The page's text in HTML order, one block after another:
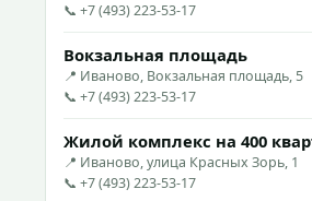
📞 +7 (493) 223-53-17
Вокзальная площадь
📍 Иваново, Вокзальная площадь, 5
📞 +7 (493) 223-53-17
Жилой комплекс на 400
📍 Иваново, улица Красных Зорь, 1
📞 +7 (493) 223-53-17